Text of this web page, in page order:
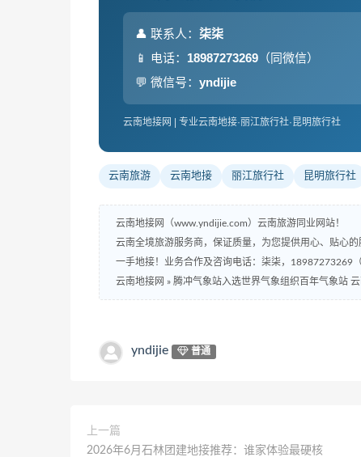
👤 联系人： 柒柒
📱 电话： 18987273269 （同微信）
💬 微信号： yndijie
云南地接网 | 专业云南地接·丽江旅行社·昆明旅行社
云南旅游 云南地接 丽江旅行社 昆明旅行社
云南地接网（www.yndijie.com）云南旅游同业网站！
云南全境旅游服务商，保证质量，为您提供用心、贴心的
一手地接！业务合作及咨询电话：柒柒，18987273269（
云南地接网 » 腾冲气象站入选世界气象组织百年气象站
yndijie 普通
上一篇
2026年6月石林团建地接推荐：谁家体验最硬核